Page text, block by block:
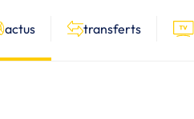
actus transferts